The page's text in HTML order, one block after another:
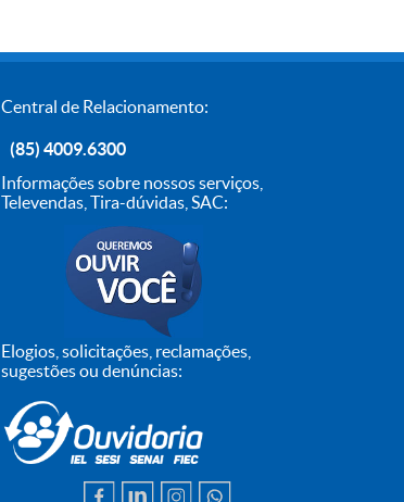
Central de Relacionamento:
(85) 4009.6300
Informações sobre nossos serviços,
Televendas, Tira-dúvidas, SAC:
Elogios, solicitações, reclamações,
sugestões ou denúncias: